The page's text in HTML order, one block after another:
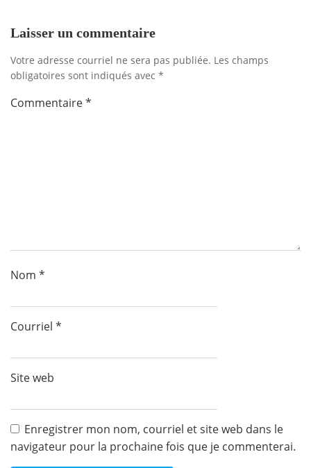
Laisser un commentaire
Votre adresse courriel ne sera pas publiée. Les champs
obligatoires sont indiqués avec *
Commentaire*
Nom *
Courriel *
Site web
Enregistrer mon nom, courriel et site web dans le
navigateur pour la prochaine fois que je commenterai.